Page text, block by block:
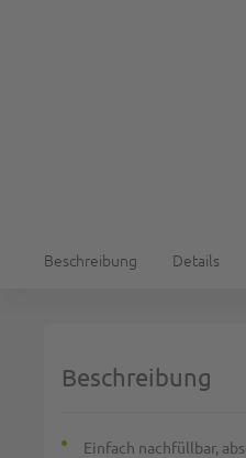
Beschreibung Details
Beschreibung
Einfach nachfüllbar,